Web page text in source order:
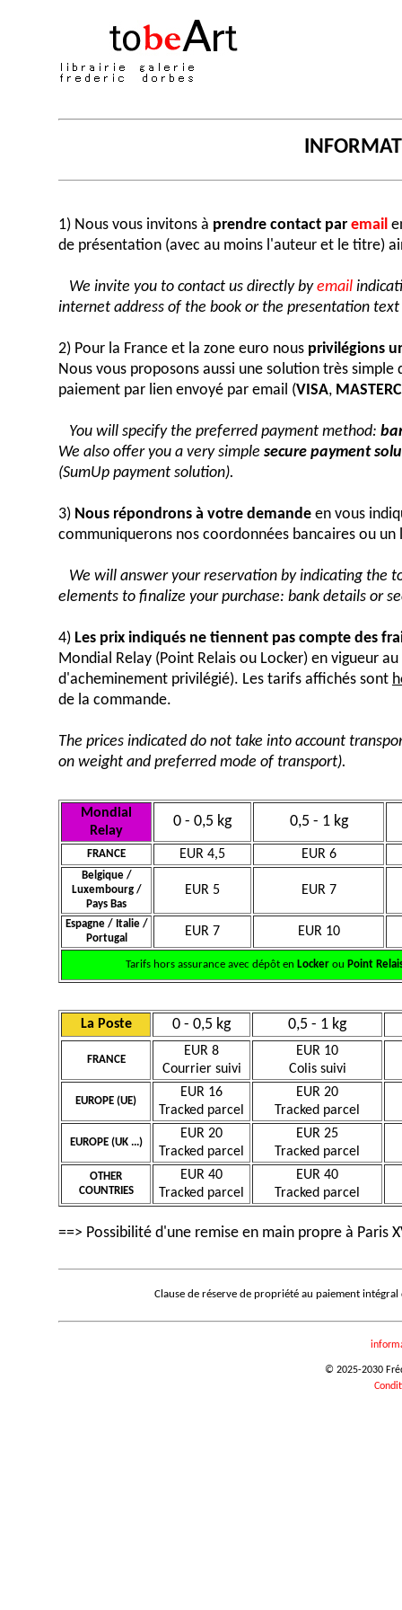
1) Nous vous invitons à prendre contact par email
de présentation (avec au moins l'auteur et le titre)
We invite you to contact us directly byemail
internet address of the book or the presentation
2) Pour la France et la zone euro nous privilégions
Nous vous proposons aussi une solution très simple
paiement par lien envoyé par email (VISA,
You will specify the preferred payment method:
We also offer you a very simple secure payment
(SumUp payment solution).
3) Nous répondrons à votre demande en vous
communiquerons nos coordonnées bancaires ou
We will answer your reservation by indicating the
elements to finalize your purchase: bank details or
4) Les prix indiqués ne tiennent pas compte des
Mondial Relay (Point Relais ou Locker) en vigueur
d'acheminement privilégié). Les tarifs affichés sont
de la commande.
The prices indicated do not take into account
on weight and preferred mode of transport).
Mondial
Relay
0 - 0,5 kg 0,5 - 1 kg
FRANCE EUR 4,5 EUR 6
Belgique /
Luxembourg /
Pays Bas
EUR 5 EUR 7
Espagne / Italie /
Portugal
EUR 7 EUR 10
Tarifs hors assurance avec dépôt en Lockerou Point
La Poste 0 - 0,5 kg 0,5 - 1 kg
FRANCE
EUR 8
Courrier suivi
EUR 10
Colis suivi
EUROPE (UE)
EUR 16
Tracked parcel
EUR 20
Tracked parcel
EUROPE (UK ...)
EUR 20
Tracked parcel
EUR 25
Tracked parcel
OTHER
COUNTRIES
EUR 40
Tracked parcel
EUR 40
Tracked parcel
==> Possibilité d'une remise en main propre à Paris
Clause de réserve de propriété au paiement
© 2025-2030